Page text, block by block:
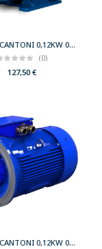
MOTOR CANTONI 0,12KW 0,17CV 3000 B34 T56 230/400 IE2
(0)
127,50€
MOTOR CANTONI 0,12KW 0,17CV 3000 B5 T56 230/400 IE2